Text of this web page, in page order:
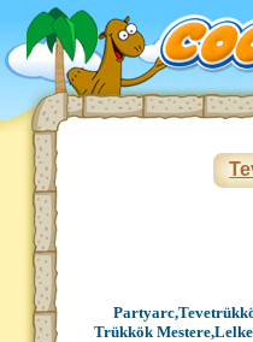
Trükkök